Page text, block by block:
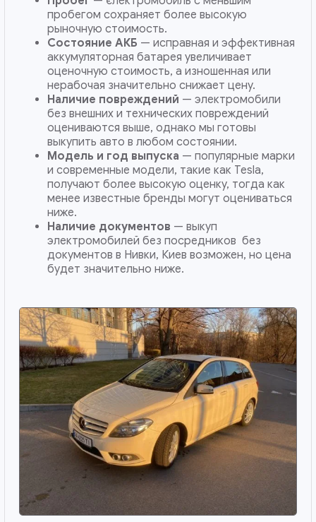
пробегом сохраняет более высокую
рыночную стоимость.
Состояние АКБ — исправная и эффективная
аккумуляторная батарея увеличивает
оценочную стоимость, а изношенная или
нерабочая значительно снижает цену.
Наличие повреждений — электромобили
без внешних и технических повреждений
оцениваются выше, однако мы готовы
выкупить авто в любом состоянии.
Модель и год выпуска — популярные марки
и современные модели, такие как Tesla,
получают более высокую оценку, тогда как
менее известные бренды могут оцениваться
ниже.
Наличие документов — выкуп
электромобилей без посредников без
документов в Нивки, Киев возможен, но цена
будет значительно ниже.